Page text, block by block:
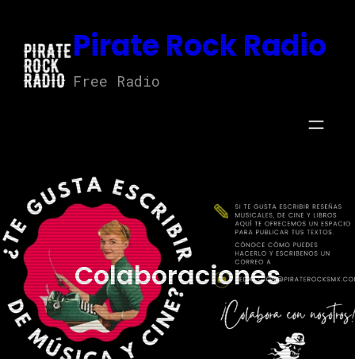
contenidoPirate Rock Radio
Free Radio
Colaboraciones